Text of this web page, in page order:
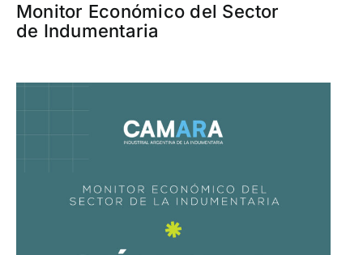
Monitor Económico del Sector
de Indumentaria